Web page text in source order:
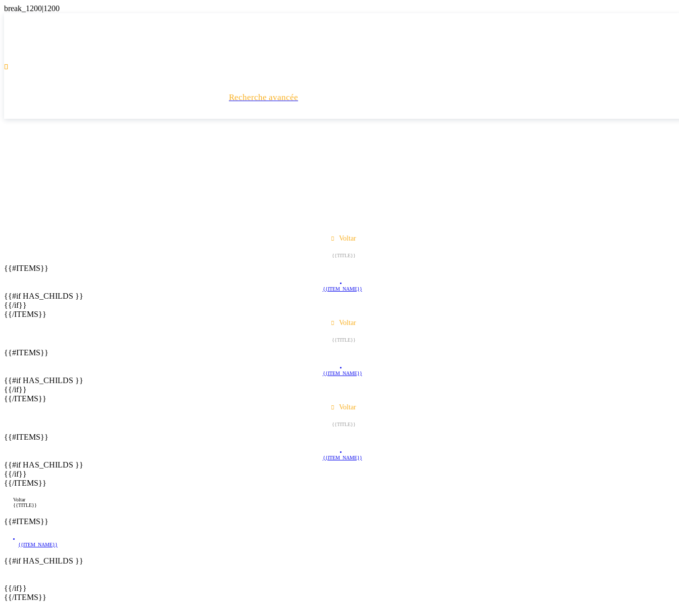
Recherche avancée
Voltar
{{TITLE}}
{{#ITEMS}}
{{ITEM_NAME}}
{{#if HAS_CHILDS }}
{{/if}}
{{/ITEMS}}
Voltar
{{TITLE}}
{{#ITEMS}}
{{ITEM_NAME}}
{{#if HAS_CHILDS }}
{{/if}}
{{/ITEMS}}
Voltar
{{TITLE}}
{{#ITEMS}}
{{ITEM_NAME}}
{{#if HAS_CHILDS }}
{{/if}}
{{/ITEMS}}
Voltar
{{TITLE}}
{{#ITEMS}}
{{ITEM_NAME}}
{{#if HAS_CHILDS }}
{{/if}}
{{/ITEMS}}